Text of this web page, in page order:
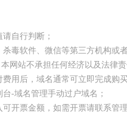
自行判断；
毒软件、微信等第三方机构或
网站不承担任何经济以及法律责
用后，域名通常可立即完成购买
-域名管理手动过户域名；
开票金额，如需开票请联系管理